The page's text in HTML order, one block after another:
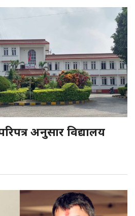
अनुसार विद्यालय